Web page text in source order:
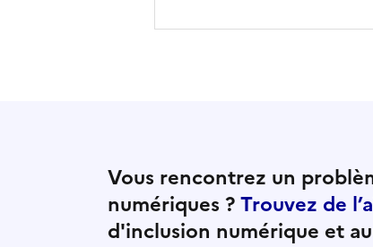
Vous rencontrez un
numériques ?Trouvez de
d'inclusion numérique et